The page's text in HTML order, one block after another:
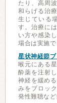
たり、高周
和らげる治
生じている
す。治療に
い方や感染
場合は実施で
星状神経節
喉元にある
酔薬を注射
神経を緩め
みをブロッ
発性難聴な